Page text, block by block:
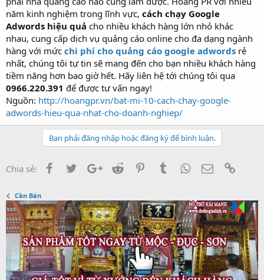
năm kinh nghiệm trong lĩnh vực, cách chạy Google
Adwords hiệu quả cho nhiều khách hàng lớn nhỏ khác
nhau, cung cấp dịch vụ quảng cáo online cho đa dạng ngành
hàng với mức chi phí cho quảng cáo google adwords rẻ
nhất, chúng tôi tự tin sẽ mang đến cho bạn nhiều khách hàng
tiềm năng hơn bao giờ hết. Hãy liên hệ tới chúng tôi qua
0966.220.391 để được tư vấn ngay!
Nguồn: http://hoangpr.vn/bat-mi-10-cach-chay-google-
adwords-hieu-qua-nhat-cho-doanh-nghiep/
Bạn phải đăng nhập hoặc đăng ký để bình luận.
Chia sẻ: FacebookTwitterGoogle+
Reddit PinterestTumblrWhatsApp
Email
Cần Bán